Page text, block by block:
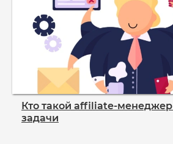
Кто такой affiliate‑менеджер
задачи